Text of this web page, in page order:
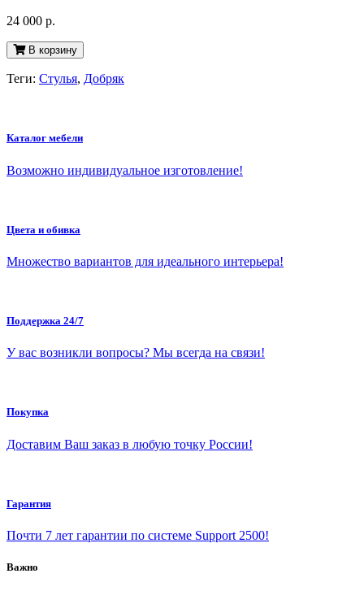
24 000 р.
В корзину
Теги: Стулья, Добряк
Каталог мебели
Возможно индивидуальное изготовление!
Цвета и обивка
Множество вариантов для идеального интерьера!
Поддержка 24/7
У вас возникли вопросы? Мы всегда на связи!
Покупка
Доставим Ваш заказ в любую точку России!
Гарантия
Почти 7 лет гарантии по системе Support 2500!
Важно